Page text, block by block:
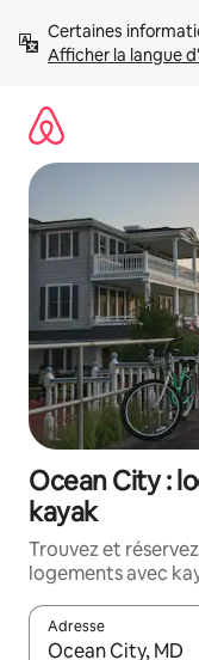
directement
Afficher la langue
Ocean City :
kayak
Trouvez et
logements avec
Adresse
Lorsque les